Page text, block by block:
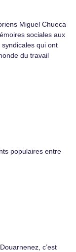
Miguel Chueca
sociales aux
syndicales qui ont
du travail
populaires entre
c’est